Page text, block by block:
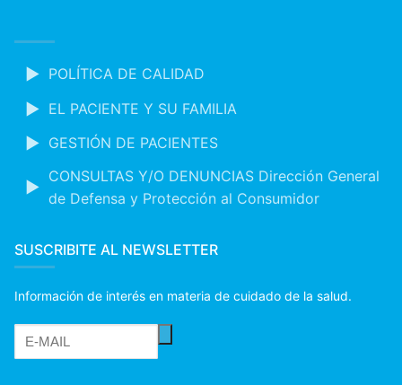
POLÍTICA DE CALIDAD
EL PACIENTE Y SU FAMILIA
GESTIÓN DE PACIENTES
CONSULTAS Y/O DENUNCIAS Dirección General
de Defensa y Protección al Consumidor
SUSCRIBITE AL NEWSLETTER
Información de interés en materia de cuidado de la salud.